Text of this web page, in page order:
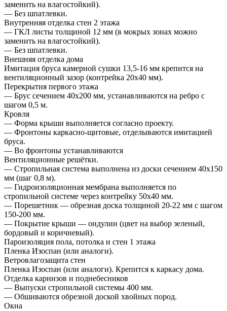
заменить на влагостойкий).
— Без шпатлевки.
Внутренняя отделка стен 2 этажа
— ГКЛ листы толщиной 12 мм (в мокрых зонах можно
заменить на влагостойкий).
— Без шпатлевки.
Внешняя отделка дома
Имитация бруса камерной сушки 13,5-16 мм крепится на
вентиляционный зазор (контрейка 20х40 мм).
Перекрытия первого этажа
— Брус сечением 40х200 мм, устанавливаются на ребро с
шагом 0,5 м.
Кровля
— Форма крыши выполняется согласно проекту.
— Фронтоны каркасно-щитовые, отделываются имитацией
бруса.
— Во фронтоны устанавливаются
Вентиляционные решётки.
— Стропильная система выполнена из доски сечением 40х150
мм (шаг 0,8 м).
— Гидроизоляционная мембрана выполняется по
стропильной системе через контрейку 50х40 мм.
— Порешетник — обрезная доска толщиной 20-22 мм с шагом
150-200 мм.
— Покрытие крыши — ондулин (цвет на выбор зеленый,
бордовый и коричневый).
Пароизоляция пола, потолка и стен 1 этажа
Пленка Изоспан (или аналоги).
Ветровлагозащита стен
Пленка Изоспан (или аналоги). Крепится к каркасу дома.
Отделка карнизов и поднебесников
— Выпуски стропильной системы 400 мм.
— Обшиваются обрезной доской хвойных пород.
Окна